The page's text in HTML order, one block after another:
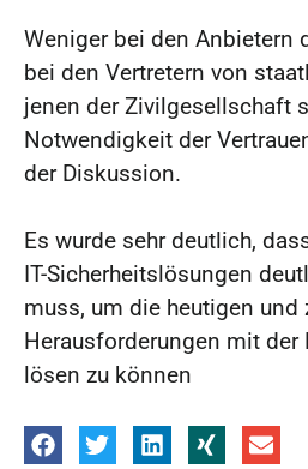
Weniger bei den Anbietern
bei den Vertretern von
jenen der Zivilgesellschaft
Notwendigkeit der
der Diskussion.
Es wurde sehr deutlich,
IT-Sicherheitslösungen
muss, um die heutigen und
Herausforderungen mit
lösen zu können